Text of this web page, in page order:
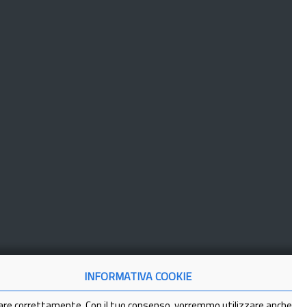
INFORMATIVA COOKIE